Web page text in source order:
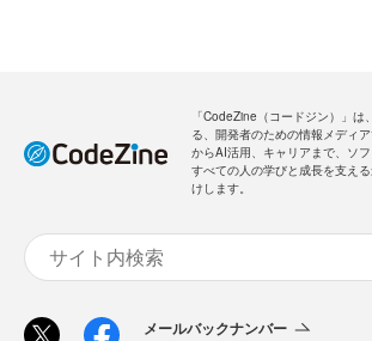
「CodeZine（コードジン）」
る、開発者のための情報メディ
からAI活用、キャリアまで、ソ
すべての人の学びと成長を支え
けします。
メールバックナンバー